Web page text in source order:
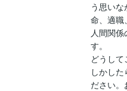
う思い
命、適職
人間関
す。
どうし
しかし
ださい。